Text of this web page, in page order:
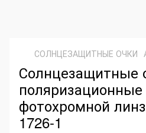
СОЛНЦЕЗАЩИТНЫЕ ОЧКИ
Солнцезащитные
поляризационные
фотохромной
1726-1